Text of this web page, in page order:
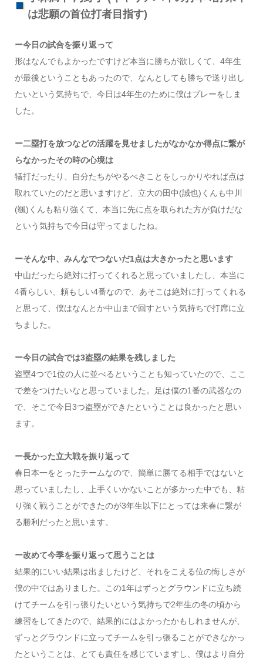
は悲願の首位打者目指す)
ー今日の試合を振り返って
形はなんでもよかったですけど本当に勝ちが欲しくて、4年生
が最後ということもあったので、なんとしても勝ちで送り出し
たいという気持ちで、今日は4年生のために僕はプレーをしま
した。
ー二塁打を放つなどの活躍を見せましたがなかなか得点に繋が
らなかったその時の心境は
犠打だったり、自分たちがやるべきことをしっかりやれば点は
取れていたのだと思いますけど、立大の田中(誠也)くんも中川
(颯)くんも粘り強くて、本当に先に点を取られた方が負けだな
という気持ちで今日は守ってましたね。
ーそんな中、みんなでつないだ1点は大きかったと思います
中山だったら絶対に打ってくれると思っていましたし、本当に
4番らしい、頼もしい4番なので、あそこは絶対に打ってくれる
と思って、僕はなんとか中山まで回すという気持ちで打席に立
ちました。
ー今日の試合では3盗塁の結果を残しました
盗塁4つで1位の人に並べるということも知っていたので、ここ
で差をつけたいなと思っていました。足は僕の1番の武器なの
で、そこで今日3つ盗塁ができたということは良かったと思い
ます。
ー長かった立大戦を振り返って
春日本一をとったチームなので、簡単に勝てる相手ではないと
思っていましたし、上手くいかないことが多かった中でも、粘
り強く戦うことができたのが3年生以下にとっては来春に繋が
る勝利だったと思います。
ー改めて今季を振り返って思うことは
結果的にいい結果は出ましたけど、それをこえる位の悔しさが
僕の中ではありました。この1年はずっとグラウンドに立ち続
けてチームを引っ張りたいという気持ちで2年生の冬の頃から
練習をしてきたので、結果的にはよかったかもしれませんが、
ずっとグラウンドに立ってチームを引っ張ることができなかっ
たということは、とても責任を感じていますし、僕はより自分